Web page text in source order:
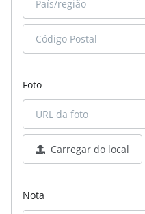
Foto
Carregar do local
Nota